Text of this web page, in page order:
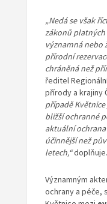
„Nedá se však
zákonů platných
významná nebo
přírodní
chráněná než
ředitel
přírody a krajiny
případě
bližší ochranné
aktuální
účinnější než
letech,“doplňuje.
Významným
ochrany a péče,